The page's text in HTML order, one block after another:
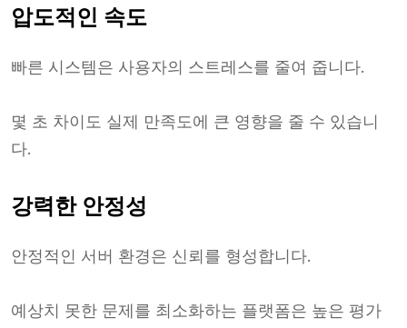
압도적인 속도
빠른 시스템은 사용자의 스트레스를 줄여 줍니다.
몇 초 차이도 실제 만족도에 큰 영향을 줄 수 있습니
다.
강력한 안정성
안정적인 서버 환경은 신뢰를 형성합니다.
예상치 못한 문제를 최소화하는 플랫폼은 높은 평가